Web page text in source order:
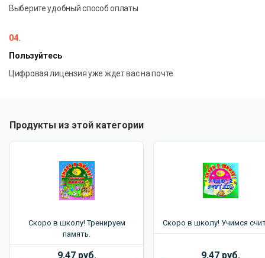
Выберите удобный способ оплаты
04.
Пользуйтесь
Цифровая лицензия уже ждет вас на почте
Продукты из этой категории
Скоро в школу! Тренируем
память.
9,47 руб.
Скоро в школу! Учимся
9,47 руб.